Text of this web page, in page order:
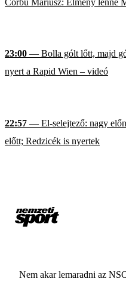
23:00 — Bolla gólt lőtt, majd
nyert a Rapid Wien – videó
22:57 — El-selejtező: nagy
előtt; Redzicék is nyertek
Nem akar lemaradni az